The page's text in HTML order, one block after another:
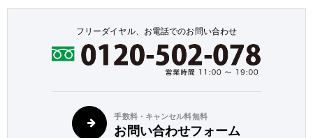
フリーダイヤル、お電話でのお問い合わせ
手数料・キャンセル料無料
お問い合わせフォーム